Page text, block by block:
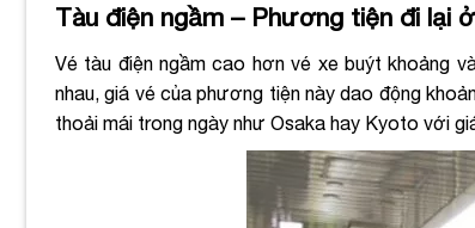
Tàu điện ngầm – Phương tiện đi lại
Vé tàu điện ngầm cao hơn vé xe buýt khoảng
nhau, giá vé của phương tiện này dao động
thoải mái trong ngày như Osaka hay Kyoto với